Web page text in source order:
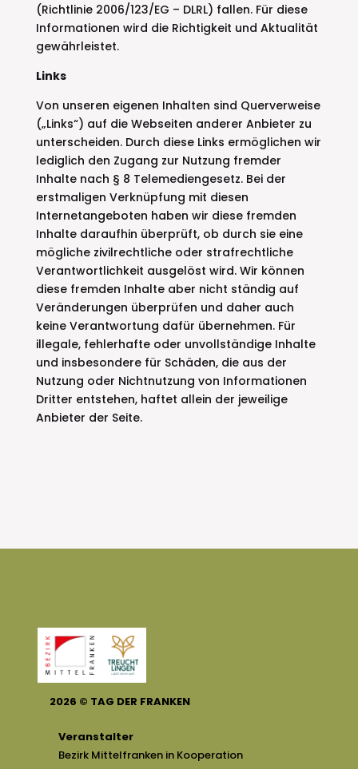
(Richtlinie 2006/123/EG – DLRL) fallen. Für diese
Informationen wird die Richtigkeit und Aktualität
gewährleistet.
Links
Von unseren eigenen Inhalten sind Querverweise
(„Links“) auf die Webseiten anderer Anbieter zu
unterscheiden. Durch diese Links ermöglichen wir
lediglich den Zugang zur Nutzung fremder
Inhalte nach § 8 Telemediengesetz. Bei der
erstmaligen Verknüpfung mit diesen
Internetangeboten haben wir diese fremden
Inhalte daraufhin überprüft, ob durch sie eine
mögliche zivilrechtliche oder strafrechtliche
Verantwortlichkeit ausgelöst wird. Wir können
diese fremden Inhalte aber nicht ständig auf
Veränderungen überprüfen und daher auch
keine Verantwortung dafür übernehmen. Für
illegale, fehlerhafte oder unvollständige Inhalte
und insbesondere für Schäden, die aus der
Nutzung oder Nichtnutzung von Informationen
Dritter entstehen, haftet allein der jeweilige
Anbieter der Seite.
2026 © TAG DER FRANKEN
Veranstalter
Bezirk Mittelfranken in Kooperation